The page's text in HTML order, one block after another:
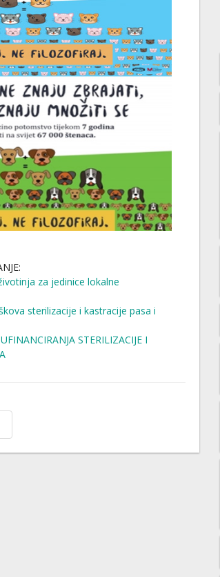
za jedinice lokalne
sterilizacije i kastracije pasa i
STERILIZACIJE I